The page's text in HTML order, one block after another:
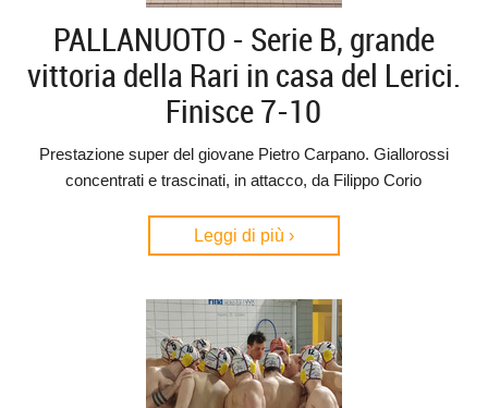
PALLANUOTO - Serie B, grande
vittoria della Rari in casa del Lerici.
Finisce 7-10
Prestazione super del giovane Pietro Carpano. Giallorossi
concentrati e trascinati, in attacco, da Filippo Corio
Leggi di più ›